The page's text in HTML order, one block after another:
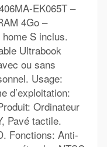
EK065T –
4Go –
S inclus.
Ultrabook
ou sans
Usage:
d’exploitation:
Ordinateur
Pavé tactile.
Fonctions: Anti-